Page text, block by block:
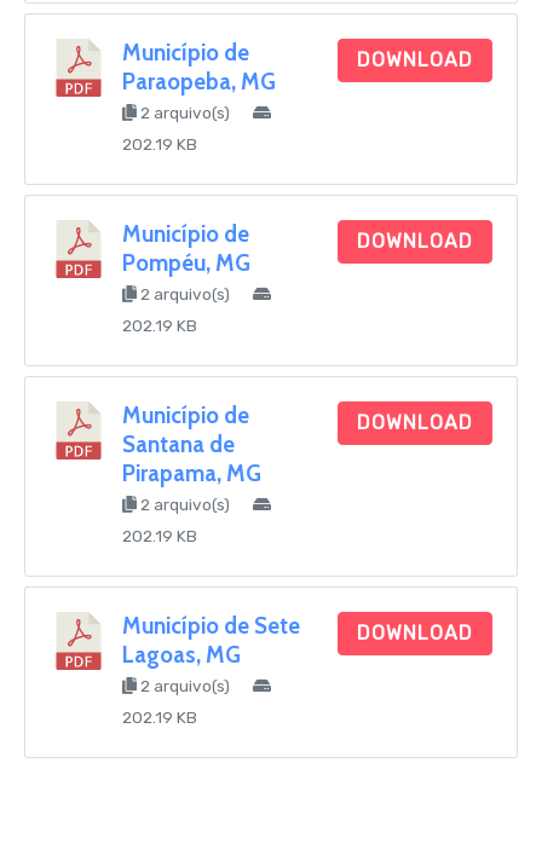
Município de
Paraopeba, MG
2 arquivo(s)
202.19 KB
DOWNLOAD
Município de
Pompéu, MG
2 arquivo(s)
202.19 KB
DOWNLOAD
Município de
Santana de
Pirapama, MG
2 arquivo(s)
202.19 KB
DOWNLOAD
Município de Sete
Lagoas, MG
2 arquivo(s)
202.19 KB
DOWNLOAD